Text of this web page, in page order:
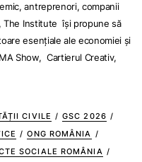
antreprenori, companii
The Institute își propune să
esențiale ale economiei și
Show, Cartierul Creativ,
CIVILE / GSC 2026 /
/ ONG ROMÂNIA /
SOCIALE ROMÂNIA /